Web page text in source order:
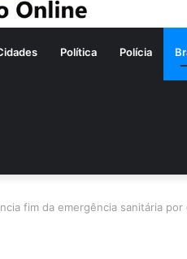
Política Polícia
fim da emergência sanitária por